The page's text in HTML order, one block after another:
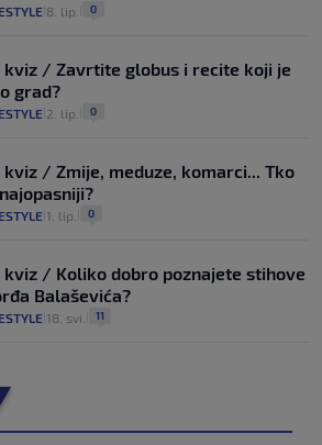
8. lip. 0
kviz / Zavrtite globus i recite koji je
grad?
2. lip. 0
kviz / Zmije, meduze, komarci... Tko
1. lip. 0
kviz / Koliko dobro poznajete stihove
Balaševića?
18. svi. 11